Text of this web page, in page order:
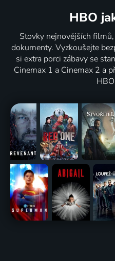
HBO
Stovky nejnovějších
dokumenty. Vyzkoušejte
si extra porci zábavy se
Cinemax 1 a Cinemax 2 a